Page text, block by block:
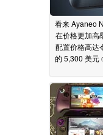
看来 Ayaneo
在价格更加高
配置价格高达
的 5,300 美元